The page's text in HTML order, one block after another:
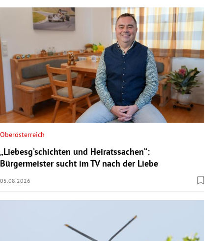
Untermenü
Untermenü
Untermenü
Untermenü
Oberösterreich
„Liebesg’schichten und Heiratssachen“:
Bürgermeister sucht im TV nach der Liebe
05.08.2026